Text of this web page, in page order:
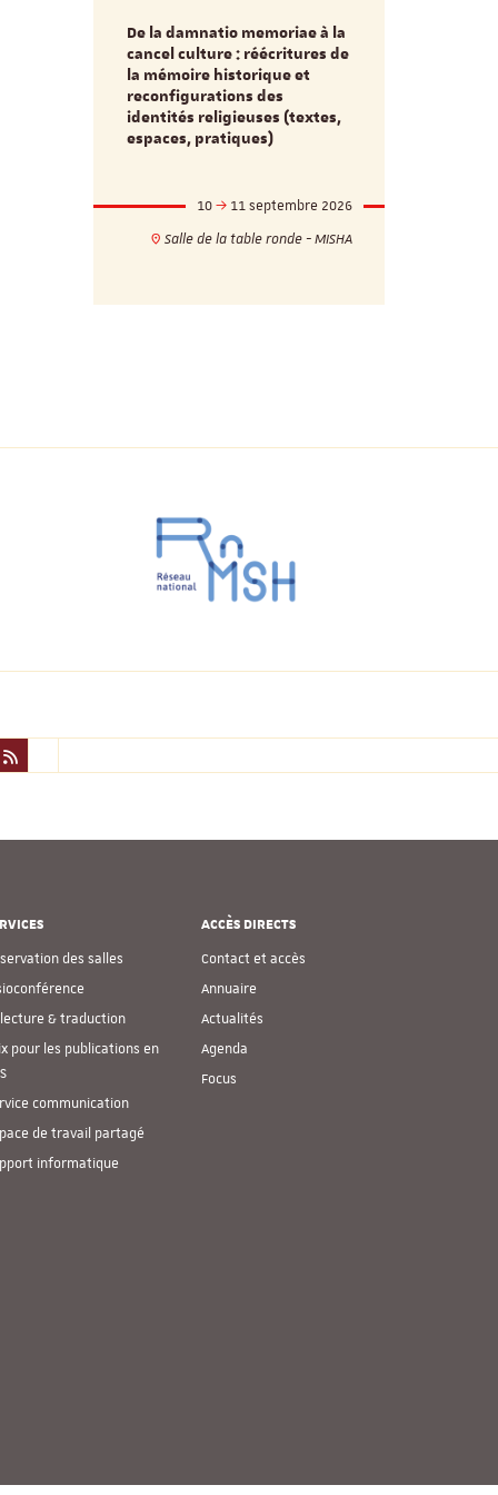
De la damnatio memoriae à la
cancel culture : réécritures de
la mémoire historique et
reconfigurations des
identités religieuses (textes,
espaces, pratiques)
10
11 septembre 2026
Salle de la table ronde - MISHA
des salles
& traduction
pour les publications en
communication
de travail partagé
informatique
ACCÈS DIRECTS
Contact et accès
Annuaire
Actualités
Agenda
Focus